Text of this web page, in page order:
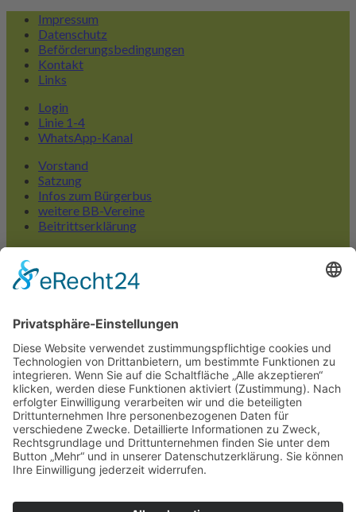
Impressum
Datenschutz
Beförderungsbedingungen
Kontakt
Links
Login
Linie 1-4
WhatsApp-Kanal
Vorstand
Satzung
Infos zum Bürgerbus
weitere BB-Vereine
Beitrittserklärung
FAQ Bedarfshaltestellen
Linienübersicht
Mitmachen
FAHRPLÄNE
Linie 1-4
Haltestellenübersicht
Liniennetzplan
Bedarfshaltestellen
Aktuelles
ÜBER UNS
Beitrittserklärung